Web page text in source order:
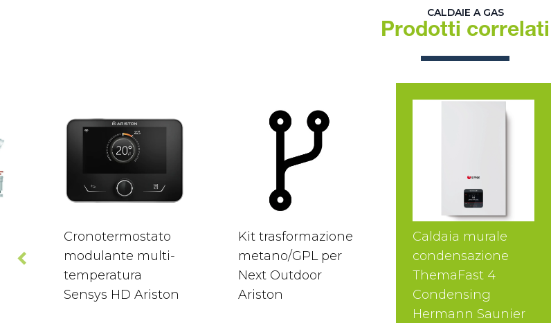
CALDAIE A GAS
Prodotti correlati
Cronotermostato
modulante multi-
temperatura
Sensys HD Ariston
Kit trasformazione
metano/GPL per
Next Outdoor
Ariston
Caldaia murale
condensazione
ThemaFast 4
Condensing
Hermann Saunier